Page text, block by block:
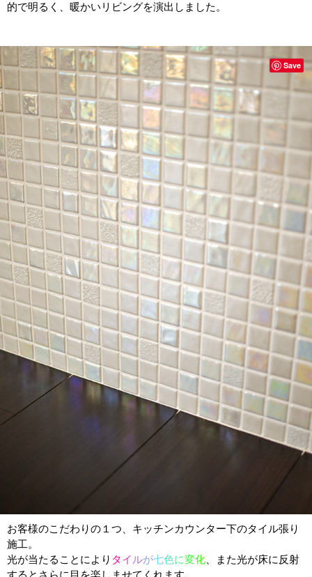
的で明るく、暖かいリビングを演出しました。
お客様のこだわりの１つ、キッチンカウンター下のタイル張り
施工。
光が当たることにより タイ ルが七色に変化 、また光が床に反射
Save